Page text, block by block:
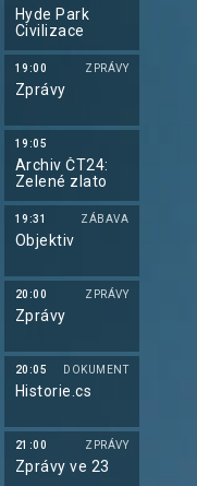
Hyde Park
Civilizace
19:00 ZPRÁVY
Zprávy
19:05
Archiv ČT24:
Zelené zlato
19:31 ZÁBAVA
Objektiv
20:00 ZPRÁVY
Zprávy
20:05 DOKUMENT
Historie.cs
21:00 ZPRÁVY
Zprávy ve 23